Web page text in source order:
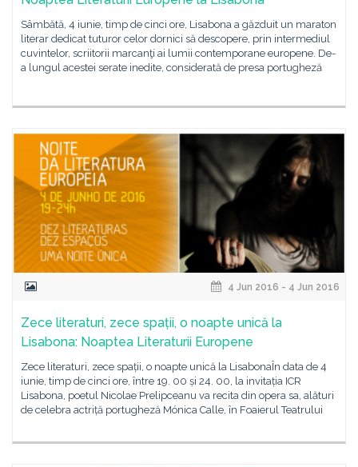
Sâmbătă, 4 iunie, timp de cinci ore, Lisabona a găzduit un maraton
literar dedicat tuturor celor dornici să descopere, prin intermediul
cuvintelor, scriitorii marcanţi ai lumii contemporane europene. De-
a lungul acestei serate inedite, considerată de presa portugheză
4 Jun 2016 - 4 Jun 2016
Zece literaturi, zece spații, o noapte unică la
Lisabona: Noaptea Literaturii Europene
Zece literaturi, zece spații, o noapte unică la LisabonaÎn data de 4
iunie, timp de cinci ore, între 19. 00 și 24. 00, la invitația ICR
Lisabona, poetul Nicolae Prelipceanu va recita din opera sa, alături
de celebra actriță portugheză Mónica Calle, în Foaierul Teatrului